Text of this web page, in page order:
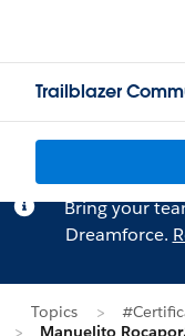
Trailblazer
Bring your
Dreamforce.
Topics
Manuelito Rocapor